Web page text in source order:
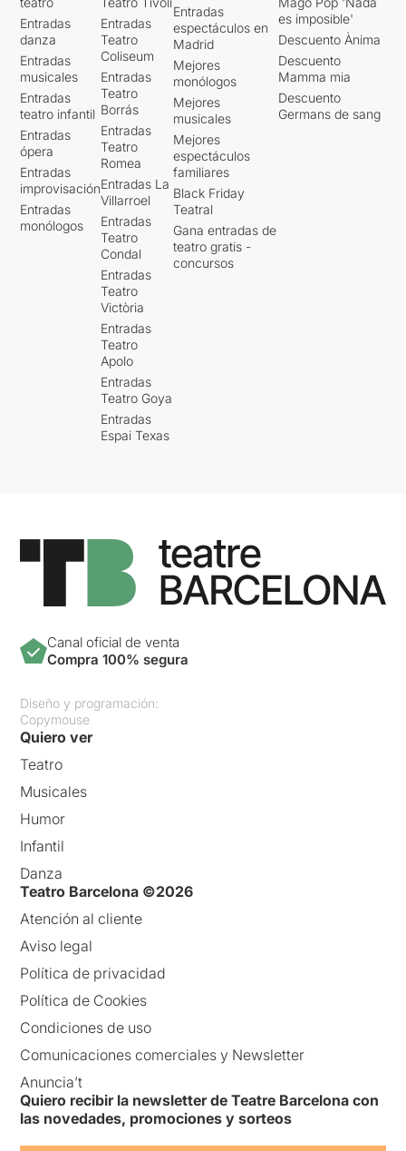
Entradas
danza
Entradas
musicales
Entradas
teatro infantil
Entradas
ópera
Entradas
improvisación
Entradas
monólogos
Entradas
Teatro
Coliseum
Entradas
Teatro
Borrás
Entradas
Teatro
Romea
Entradas La
Villarroel
Entradas
Teatro
Condal
Entradas
Teatro
Victòria
Entradas
Teatro
Apolo
Entradas
Teatro Goya
Entradas
Espai Texas
Entradas
espectáculos en
Madrid
Mejores
monólogos
Mejores
musicales
Mejores
espectáculos
familiares
Black Friday
Teatral
Gana entradas de
teatro gratis -
concursos
es imposible'
Descuento Ànima
Descuento
Mamma mia
Descuento
Germans de sang
Canal oficial de venta
Compra 100% segura
Diseño y programación:
Copymouse
Quiero ver
Teatro
Musicales
Humor
Infantil
Danza
Teatro Barcelona ©2026
Atención al cliente
Aviso legal
Política de privacidad
Política de Cookies
Condiciones de uso
Comunicaciones comerciales y Newsletter
Anuncia’t
Quiero recibir la newsletter de Teatre Barcelona con
las novedades, promociones y sorteos